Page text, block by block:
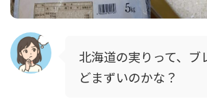
北海道の実りって、ブ
どまずいのかな？